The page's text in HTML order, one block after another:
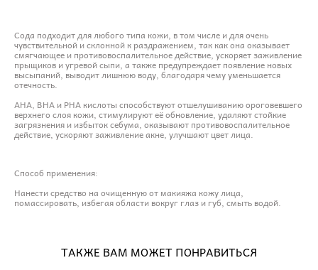
Сода подходит для любого типа кожи, в том числе и для очень
чувствительной и склонной к раздражением, так как она оказывает
смягчающее и противовоспалительное действие, ускоряет заживление
прыщиков и угревой сыпи, а также предупреждает появление новых
высыпаний, выводит лишнюю воду, благодаря чему уменьшается
отечность.
AHA, BHA и PHA кислоты способствуют отшелушиванию ороговевшего
верхнего слоя кожи, стимулируют её обновление, удаляют стойкие
загрязнения и избыток себума, оказывают противовоспалительное
действие, ускоряют заживление акне, улучшают цвет лица.
Способ применения:
Нанести средство на очищенную от макияжа кожу лица,
помассировать, избегая области вокруг глаз и губ, смыть водой.
ТАКЖЕ ВАМ МОЖЕТ ПОНРАВИТЬСЯ